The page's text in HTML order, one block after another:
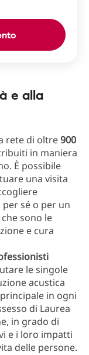
e alla
rete di oltre900
in maniera
È possibile
una visita
sé o per un
sono le
e cura
le singole
acustica
in ogni
di Laurea
in grado di
e i loro impatti
delle persone.